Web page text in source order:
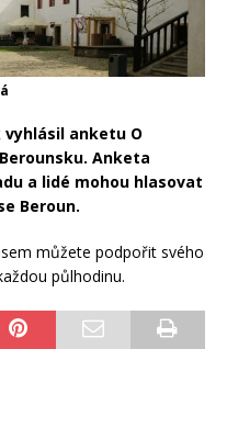
vyhlásil anketu O
Anketa
a lidé mohou hlasovat
Beroun.
můžete podpořit svého
půlhodinu.